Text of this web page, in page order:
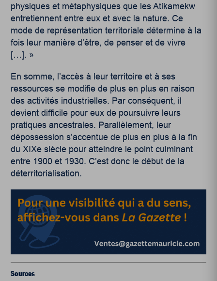
physiques et métaphysiques que les Atikamekw
entretiennent entre eux et avec la nature. Ce
mode de représentation territoriale détermine à la
fois leur manière d’être, de penser et de vivre
[…]. »
En somme, l’accès à leur territoire et à ses
ressources se modifie de plus en plus en raison
des activités industrielles. Par conséquent, il
devient difficile pour eux de poursuivre leurs
pratiques ancestrales. Parallèlement, leur
dépossession s’accentue de plus en plus à la fin
du XIXesiècle pour atteindre le point culminant
entre 1900 et 1930. C’est donc le début de la
déterritorialisation.
Sources